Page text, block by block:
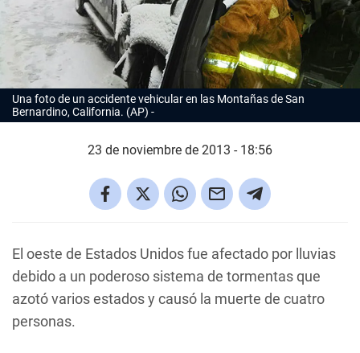
Una foto de un accidente vehicular en las Montañas de San
Bernardino, California. (AP)
23 de noviembre de 2013 - 18:56
El oeste de Estados Unidos fue afectado por lluvias
debido a un poderoso sistema de tormentas que
azotó varios estados y causó la muerte de cuatro
personas.